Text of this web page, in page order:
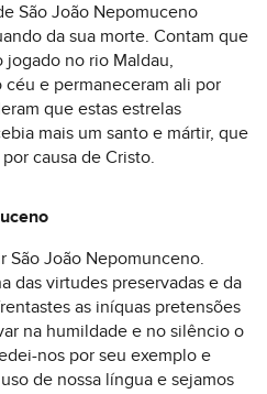
São João Nepomuceno
da sua morte. Contam que
jogado no rio Maldau,
e permaneceram ali por
que estas estrelas
mais um santo e mártir, que
causa de Cristo.
São João Nepomunceno.
das virtudes preservadas e da
as iníquas pretensões
na humildade e no silêncio o
nos por seu exemplo e
de nossa língua e sejamos